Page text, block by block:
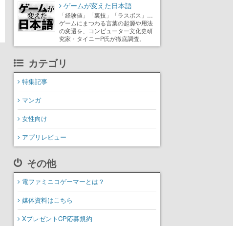
ゲームが変えた日本語
「経験値」「裏技」「ラスボス」…
ゲームにまつわる言葉の起源や用法
の変遷を、コンピューター文化史研
究家・タイニーP氏が徹底調査。
カテゴリ
特集記事
マンガ
女性向け
アプリレビュー
その他
電ファミニコゲーマーとは？
媒体資料はこちら
XプレゼントCP応募規約